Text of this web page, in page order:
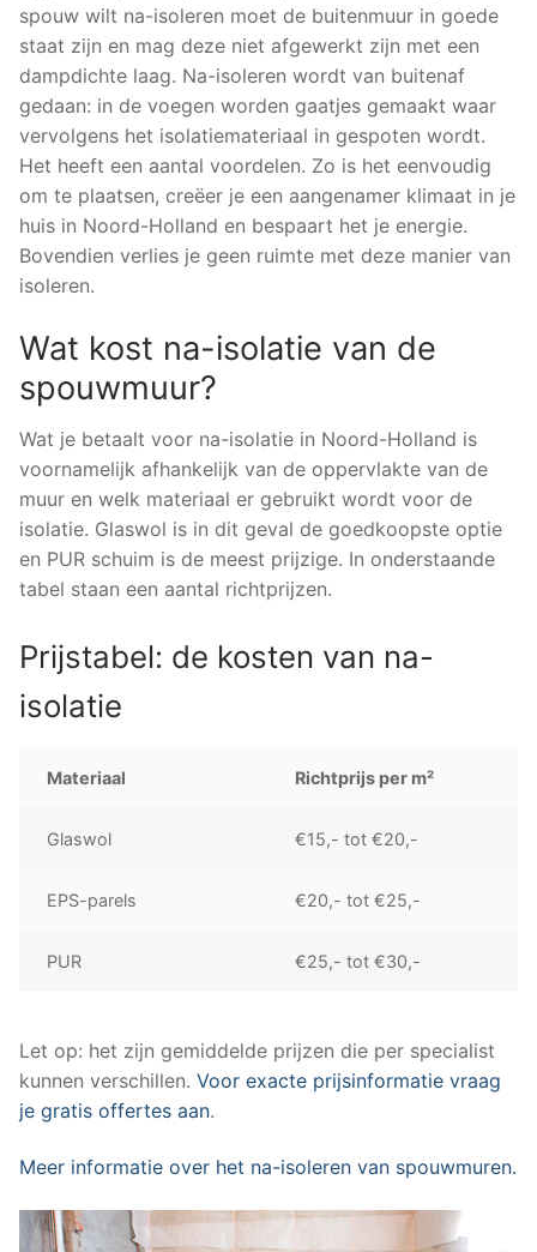
spouw wilt na-isoleren moet de buitenmuur in goede
staat zijn en mag deze niet afgewerkt zijn met een
dampdichte laag. Na-isoleren wordt van buitenaf
gedaan: in de voegen worden gaatjes gemaakt waar
vervolgens het isolatiemateriaal in gespoten wordt.
Het heeft een aantal voordelen. Zo is het eenvoudig
om te plaatsen, creëer je een aangenamer klimaat in je
huis in Noord-Holland en bespaart het je energie.
Bovendien verlies je geen ruimte met deze manier van
isoleren.
Wat kost na-isolatie van de
spouwmuur?
Wat je betaalt voor na-isolatie in Noord-Holland is
voornamelijk afhankelijk van de oppervlakte van de
muur en welk materiaal er gebruikt wordt voor de
isolatie. Glaswol is in dit geval de goedkoopste optie
en PUR schuim is de meest prijzige. In onderstaande
tabel staan een aantal richtprijzen.
Prijstabel: de kosten van na-
isolatie
Materiaal Richtprijs per m²
Glaswol €15,- tot €20,-
EPS-parels €20,- tot €25,-
PUR €25,- tot €30,-
Let op: het zijn gemiddelde prijzen die per specialist
kunnen verschillen. Voor exacte prijsinformatie vraag
je gratis offertes aan.
Meer informatie over het na-isoleren van spouwmuren.